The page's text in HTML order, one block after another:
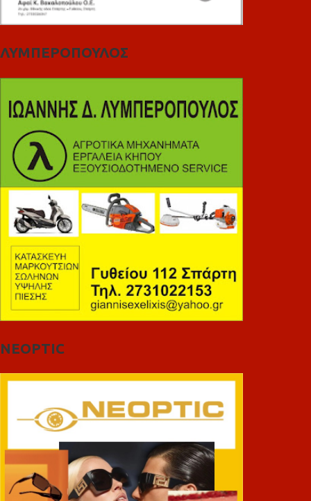
ΛΥΜΠΕΡΟΠΟΥΛΟΣ
NEOPTIC